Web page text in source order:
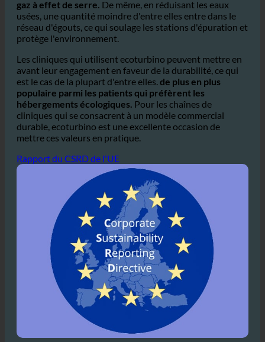
Par en réduisant la consommation d'eau chaude, on
consomme moins d'énergie,quiréduit les émissions de
gaz à effet de serre.De même, en réduisant les eaux
usées, une quantité moindre d'entre elles entre dans le
protège l'environnement.
Les cliniques qui utilisent ecoturbino peuvent mettre en
avant leur engagement en faveur de la durabilité, ce qui
est le cas de la plupart d'entre elles.de plus en plus
populaire parmi les patients qui préfèrent les
hébergements écologiques.Pour les chaînes de
cliniques qui se consacrent à un modèle commercial
mettre ces valeurs en pratique.
Rapport du CSRD de l'UE